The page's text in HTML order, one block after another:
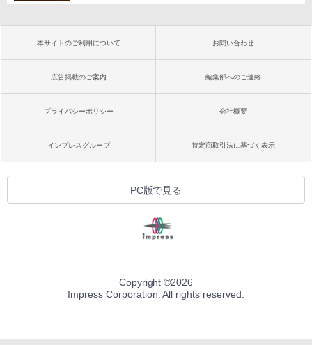
本サイトのご利用について お問い合わせ
広告掲載のご案内 編集部へのご連絡
プライバシーポリシー 会社概要
インプレスグループ 特定商取引法に基づく表示
PC版で見る
Copyright ©2026
Impress Corporation. All rights reserved.